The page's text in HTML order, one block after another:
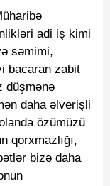
adi iş kimi
səmimi,
bacaran zabit
düşmənə
daha əlverişli
özümüzü
qorxmazlığı,
bizə daha